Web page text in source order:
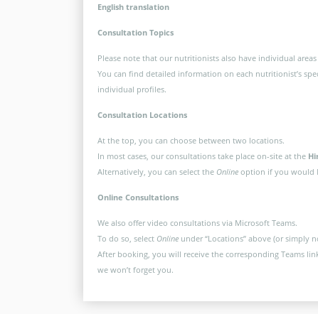
English translation
Consultation Topics
Please note that our nutritionists also have individual
You can find detailed information on each nutritionist’s
individual profiles.
Consultation Locations
At the top, you can choose between two locations.
In most cases, our consultations take place on-site at the
Alternatively, you can select the Onlineoption if you would
Online Consultations
We also offer video consultations via Microsoft Teams.
To do so, select Onlineunder “Locations” above (or simply
After booking, you will receive the corresponding Teams
we won’t forget you.